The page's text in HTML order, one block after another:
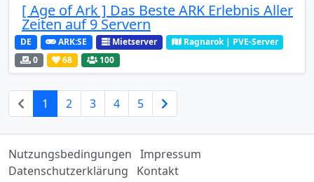
[ Age of Ark ] Das Beste ARK Erlebnis Aller
Zeiten auf 9 Servern
DE ARK:SE Mietserver
Ragnarok | PVE-Server
0
68 100
1 2 3 4 5
Nutzungsbedingungen Impressum
Datenschutzerklärung
Kontakt